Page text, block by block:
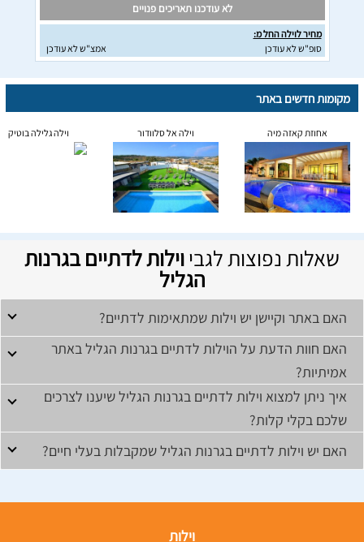
לא עודכנו תאריכים פנויים
מחיר לוילה החל מ:
סופ"ש לא עודכן
אמצ"ש לא עודכן
מקומות חדשים באתר
אחוזת קאזה מיה וילה אל סלוודור וילה גלילה בוטיק
שאלות נפוצות לגביוילות לדתיים בגרנות
הגליל
האם באתר וקיישן יש וילות שמתאימות לדתיים?
האם חוות הדעת על הוילות לדתיים בגרנות הגליל באתר
אמיתיות?
איך ניתן למצוא וילות לדתיים בגרנות הגליל שיענו לצרכים
שלכם בקלי קלות?
האם יש וילות לדתיים בגרנות הגליל שמקבלות בעלי חיים?
וילות